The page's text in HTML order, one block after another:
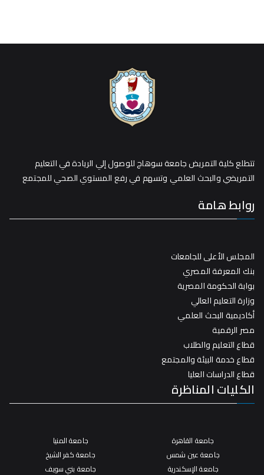
تتطلع كلية التمريض جامعة سوهاج للوصول إلي الريادة في التعليم
التمريضي والبحث العلمي وتسهم في رفع المستوي الصحي للمجتمع
روابط هامة
المجلس الأعلى للجامعات
بنك المعرفة المصري
بوابة الحكومة المصرية
وزارة التعليم العالي
أكاديمية البحث العلمي
مصر الرقمية
قطاع التعليم والطلاب
قطاع خدمة البيئة والمجتمع
قطاع الدراسات العليا
الكليات المناظرة
جامعة القاهرة
جامعة عين شمس
جامعة الإسكندرية
جامعة المنيا
جامعة كفر الشيخ
جامعة بني سويف